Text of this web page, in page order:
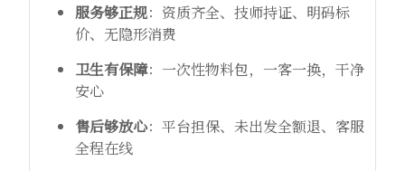
服务够正规：资质齐全、技师持证、明码标
价、无隐形消费
卫生有保障：一次性物料包，一客一换，干净
安心
售后够放心：平台担保、未出发全额退、客服
全程在线